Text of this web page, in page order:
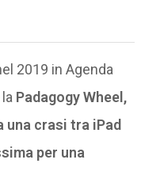
2019 in Agenda
Padagogy Wheel,
una crasi tra iPad
per una